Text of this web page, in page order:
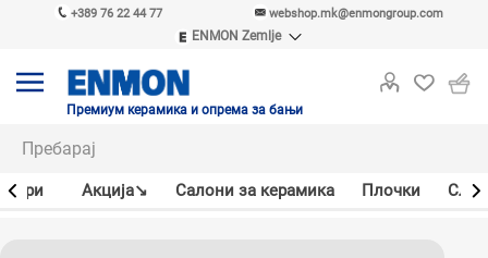
+389 76 22 44 77 webshop.mk@enmongroup.com
ENMON Zemlje
ENMON MKD
Премиум керамика и опрема за бањи
Акцијa↘ Салони за керамика Плочки